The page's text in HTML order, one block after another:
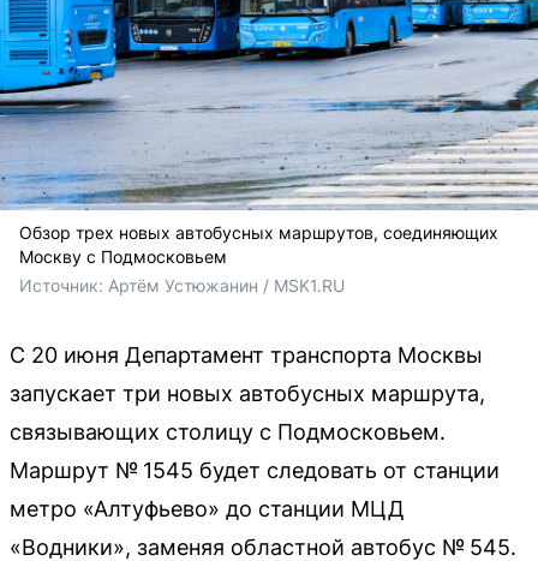
Обзор трех новых автобусных маршрутов, соединяющих
Москву с Подмосковьем
Источник: Артём Устюжанин / MSK1.RU
С 20 июня Департамент транспорта Москвы
запускает три новых автобусных маршрута,
связывающих столицу с Подмосковьем.
Маршрут № 1545 будет следовать от станции
метро «Алтуфьево» до станции МЦД
«Водники», заменяя областной автобус № 545.